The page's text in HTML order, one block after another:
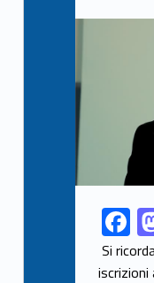
Link identifier archive #link-archive-thumb-soap-29845
Link identifier share facebook archive #share-link-archive-28589F
Si
iscrizioni